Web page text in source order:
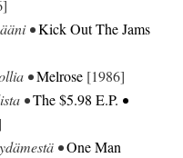
•Kick Out The Jams
•Melrose [1986]
•The $5.98 E.P. •
•One Man